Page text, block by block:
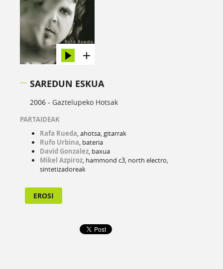
SAREDUN ESKUA
2006 - Gaztelupeko Hotsak
PARTAIDEAK
Rafa Rueda, ahotsa, gitarrak
Rufo Urbina, bateria
David Gonzalez, baxua
Mikel Azpiroz, hammond c3, north electro,
sintetizadoreak
EROSI